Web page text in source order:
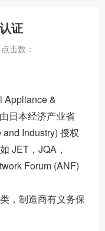
证
点击数：
Appliance &
日本经济产业省
Industry) 授权
JET，JQA，
Forum (ANF)
，制造商有义务保